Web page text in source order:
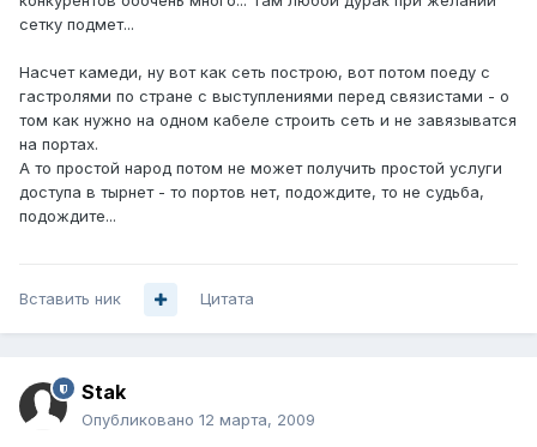
сетку подмет...
Насчет камеди, ну вот как сеть построю, вот потом поеду с
гастролями по стране с выступлениями перед связистами - о
том как нужно на одном кабеле строить сеть и не завязыватся
на портах.
А то простой народ потом не может получить простой услуги
доступа в тырнет - то портов нет, подождите, то не судьба,
подождите...
Вставить ник Цитата
Stak
Опубликовано 12 марта, 2009